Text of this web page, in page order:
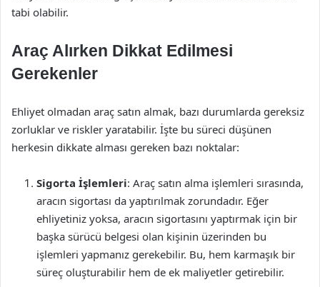
tabi olabilir.
Araç Alırken Dikkat Edilmesi
Gerekenler
Ehliyet olmadan araç satın almak, bazı durumlarda gereksiz
zorluklar ve riskler yaratabilir. İşte bu süreci düşünen
herkesin dikkate alması gereken bazı noktalar:
Sigorta İşlemleri: Araç satın alma işlemleri sırasında,
aracın sigortası da yaptırılmak zorundadır. Eğer
ehliyetiniz yoksa, aracın sigortasını yaptırmak için bir
başka sürücü belgesi olan kişinin üzerinden bu
işlemleri yapmanız gerekebilir. Bu, hem karmaşık bir
süreç oluşturabilir hem de ek maliyetler getirebilir.